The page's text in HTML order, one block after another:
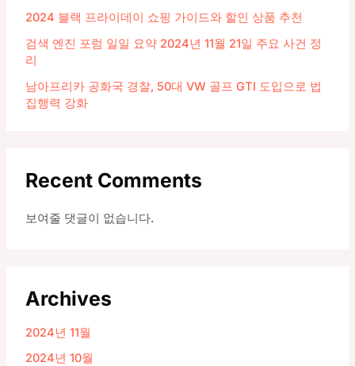
2024 블랙 프라이데이 쇼핑 가이드와 할인 상품 추천
검색 엔진 포럼 일일 요약 2024년 11월 21일 주요 사건 정
리
남아프리카 공화국 경찰, 50대 VW 골프 GTI 도입으로 법
집행력 강화
Recent Comments
보여줄 댓글이 없습니다.
Archives
2024년 11월
2024년 10월